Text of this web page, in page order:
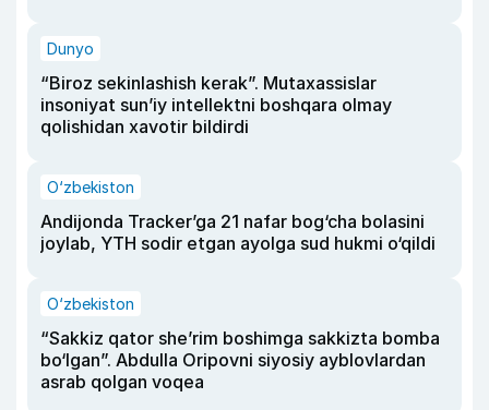
Dunyo
“Biroz sekinlashish kerak”. Mutaxassislar
insoniyat sun’iy intellektni boshqara olmay
qolishidan xavotir bildirdi
O‘zbekiston
Andijonda Tracker’ga 21 nafar bog‘cha bolasini
joylab, YTH sodir etgan ayolga sud hukmi o‘qildi
O‘zbekiston
“Sakkiz qator she’rim boshimga sakkizta bomba
bo‘lgan”. Abdulla Oripovni siyosiy ayblovlardan
asrab qolgan voqea